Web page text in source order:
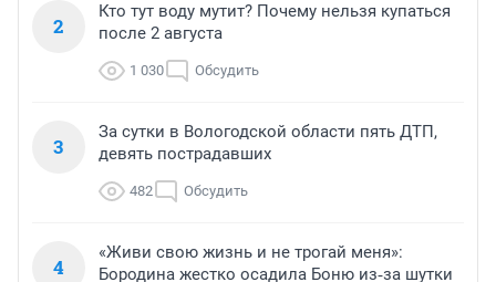
2
Кто тут воду мутит? Почему нельзя купаться
после 2 августа
1 030 Обсудить
3
За сутки в Вологодской области пять ДТП,
девять пострадавших
482 Обсудить
4
«Живи свою жизнь и не трогай меня»:
Бородина жестко осадила Боню из‑за шутки